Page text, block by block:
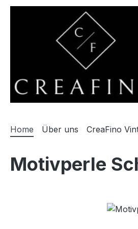
Hauptinhalt springen
Zur Hauptnavigation springen
Home Über uns CreaFino
Motivperle